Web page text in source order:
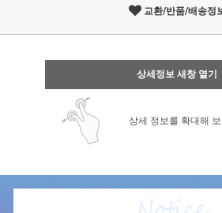
교환/반품/배송정
상세정보 새창 열기
상세 정보를 확대해